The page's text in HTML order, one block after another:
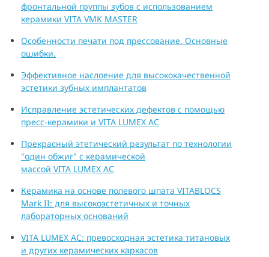
фронтальной группы зубов с использованием
керамики VITA VMK MASTER
Особенности печати под прессование. Основные
ошибки.
Эффективное наслоение для высококачественной
эстетики зубных имплантатов
Исправление эстетических дефектов с помощью
пресс-керамики и VITA LUMEX AC
Прекрасный этетический результат по технологии
"один обжиг" с керамической
массой VITA LUMEX AC
Керамика на основе полевого шпата VITABLOCS
Mark II: для высокоэстетичных и точных
лабораторных оснований
VITA LUMEX AC: превосходная эстетика титановых
и других керамических каркасов